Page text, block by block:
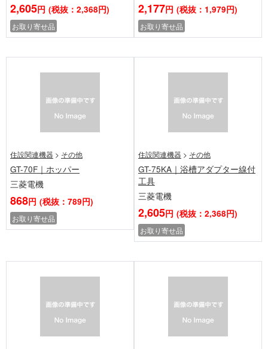
2,605円 (税抜：2,368円)
お取り寄せ品
2,177円 (税抜：1,979円)
お取り寄せ品
住設関連機器 > その他
GT-70F｜ホッパー
三菱電機
868円 (税抜：789円)
お取り寄せ品
住設関連機器 > その他
GT-75KA｜浴槽アダプター線付
工具
三菱電機
2,605円 (税抜：2,368円)
お取り寄せ品